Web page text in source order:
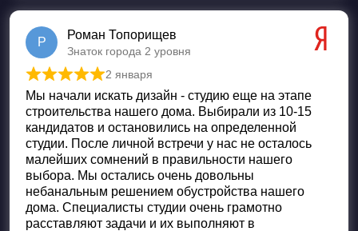
Р
Роман Топорищев
Знаток города 2 уровня
Оценка из 5
2 января
Мы начали искать дизайн - студию еще на этапе
строительства нашего дома. Выбирали из 10-15
кандидатов и остановились на определенной
студии. После личной встречи у нас не осталось
малейших сомнений в правильности нашего
выбора. Мы остались очень довольны
небанальным решением обустройства нашего
дома. Специалисты студии очень грамотно
расставляют задачи и их выполняют в